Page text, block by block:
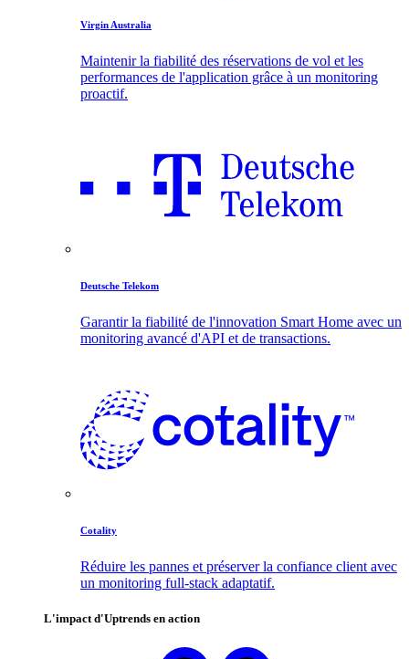
Virgin Australia
Maintenir la fiabilité des réservations de vol et les
performances de l'application grâce à un monitoring
proactif.
Deutsche Telekom
Garantir la fiabilité de l'innovation Smart Home avec un
monitoring avancé d'API et de transactions.
Cotality
Réduire les pannes et préserver la confiance client avec
un monitoring full-stack adaptatif.
L'impact d'Uptrends en action